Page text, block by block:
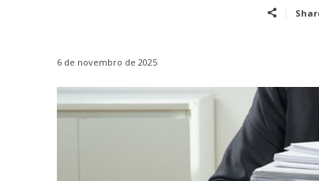
6 de novembro de 2025